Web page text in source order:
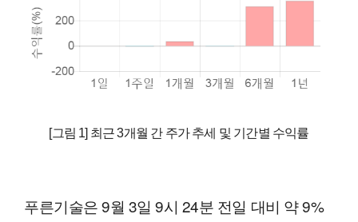
[그림 1] 최근 3개월 간 주가 추세 및 기간별 수익률
푸른기술은 9월 3일 9시 24분 전일 대비 약 9%